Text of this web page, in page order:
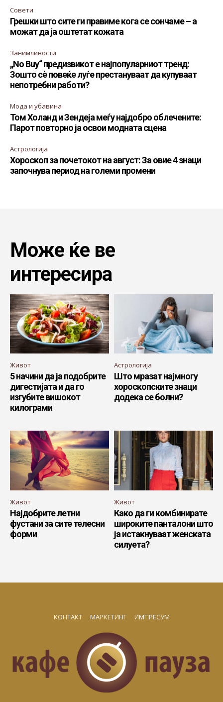
Совети
Грешки што сите ги правиме кога се сончаме – а
можат да ја оштетат кожата
Занимливости
„No Buy“ предизвикот е најпопуларниот тренд:
Зошто сè повеќе луѓе престануваат да купуваат
непотребни работи?
Мода и убавина
Том Холанд и Зендеја меѓу најдобро облечените:
Парот повторно ја освои модната сцена
Астрологија
Хороскоп за почетокот на август: За овие 4 знаци
започнува период на големи промени
Може ќе ве
интересира
Живот
5 начини да ја подобрите
дигестијата и да го
изгубите вишокот
килограми
Астрологија
Што мразат најмногу
хороскопските знаци
додека се болни?
Живот
Најдобрите летни
фустани за сите телесни
форми
Живот
Како да ги комбинирате
широките панталони што
ја истакнуваат женската
силуета?
КОНТАКТ МАРКЕТИНГ ИМПРЕСУМ